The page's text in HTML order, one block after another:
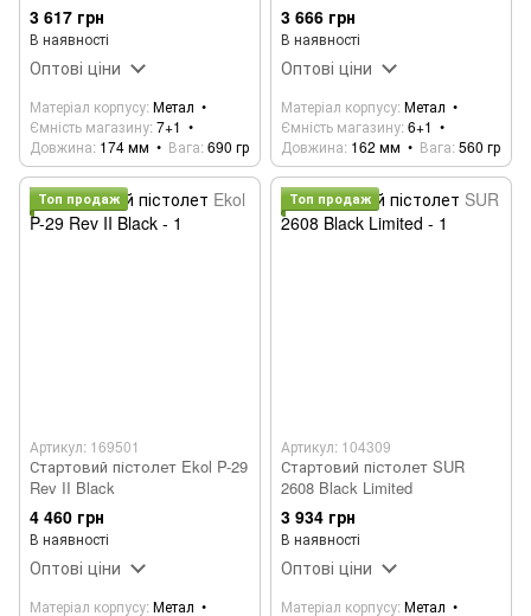
3 617 грн
В наявності
Оптові ціни
Матеріал корпусу Метал
Ємність магазину 7+1
Довжина 174 мм Вага 690 гр
3 666 грн
В наявності
Оптові ціни
Матеріал корпусу Метал
Ємність магазину 6+1
Довжина 162 мм Вага 560 гр
Топ продаж
Артикул: 169501
Стартовий пістолет Ekol P-29
Rev II Black
4 460 грн
В наявності
Оптові ціни
Матеріал корпусу Метал
Топ продаж
Артикул: 104309
Стартовий пістолет SUR
2608 Black Limited
3 934 грн
В наявності
Оптові ціни
Матеріал корпусу Метал